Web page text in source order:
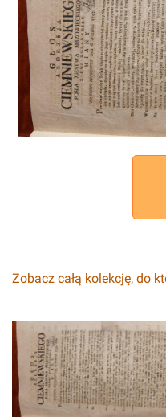
Zobacz całą kolekcję, do